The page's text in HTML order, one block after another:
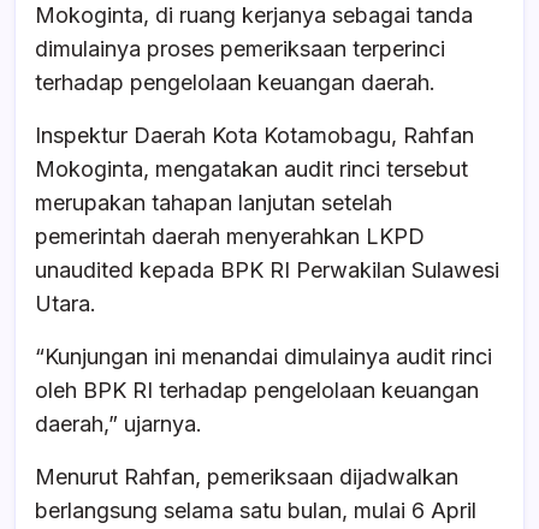
Mokoginta, di ruang kerjanya sebagai tanda
dimulainya proses pemeriksaan terperinci
terhadap pengelolaan keuangan daerah.
Inspektur Daerah Kota Kotamobagu, Rahfan
Mokoginta, mengatakan audit rinci tersebut
merupakan tahapan lanjutan setelah
pemerintah daerah menyerahkan LKPD
unaudited kepada BPK RI Perwakilan Sulawesi
Utara.
“Kunjungan ini menandai dimulainya audit rinci
oleh BPK RI terhadap pengelolaan keuangan
daerah,” ujarnya.
Menurut Rahfan, pemeriksaan dijadwalkan
berlangsung selama satu bulan, mulai 6 April